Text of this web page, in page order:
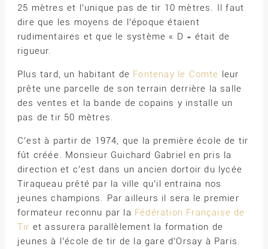
25 mètres et l’unique pas de tir 10 mètres. Il faut
dire que les moyens de l’époque étaient
rudimentaires et que le système « D » était de
rigueur.
Plus tard, un habitant de Fontenay le Comte leur
prête une parcelle de son terrain derrière la salle
des ventes et la bande de copains y installe un
pas de tir 50 mètres.
C’est à partir de 1974, que la première école de tir
fût créée. Monsieur Guichard Gabriel en pris la
direction et c’est dans un ancien dortoir du lycée
Tiraqueau prêté par la ville qu’il entraina nos
jeunes champions. Par ailleurs il sera le premier
formateur reconnu par la Fédération Française de
Tir et assurera parallèlement la formation de
jeunes à l’école de tir de la gare d’Orsay à Paris.